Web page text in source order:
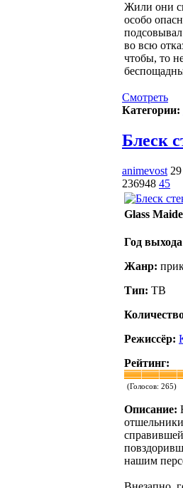
Жили они
особо
во всю
чтобы, то
Смотреть
Категории:
Блеск
animevost
236948 45
Glass
Год
Жанр:
Тип: ТВ
Режиссёр:
Рейтинг:
(Голосов: 265)
Описание:
нашим